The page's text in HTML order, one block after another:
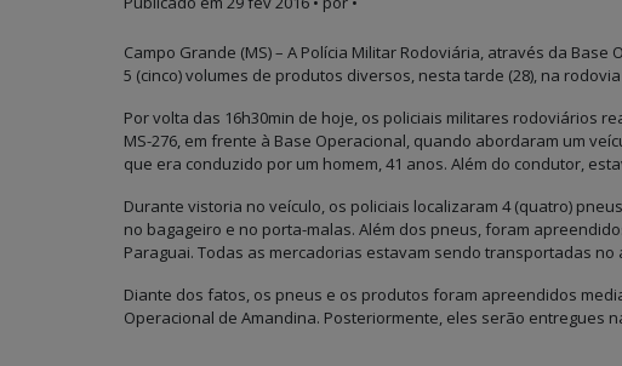
Campo Grande (MS) – A Polícia Militar Rodoviária, através da
5 (cinco) volumes de produtos diversos, nesta tarde (28), na rodovia
Por volta das 16h30min de hoje, os policiais militares rodoviários
MS-276, em frente à Base Operacional, quando abordaram um
que era conduzido por um homem, 41 anos. Além do condutor,
Durante vistoria no veículo, os policiais localizaram 4 (quatro)
no bagageiro e no porta-malas. Além dos pneus, foram
Paraguai. Todas as mercadorias estavam sendo transportadas
Diante dos fatos, os pneus e os produtos foram apreendidos
Operacional de Amandina. Posteriormente, eles serão entregues